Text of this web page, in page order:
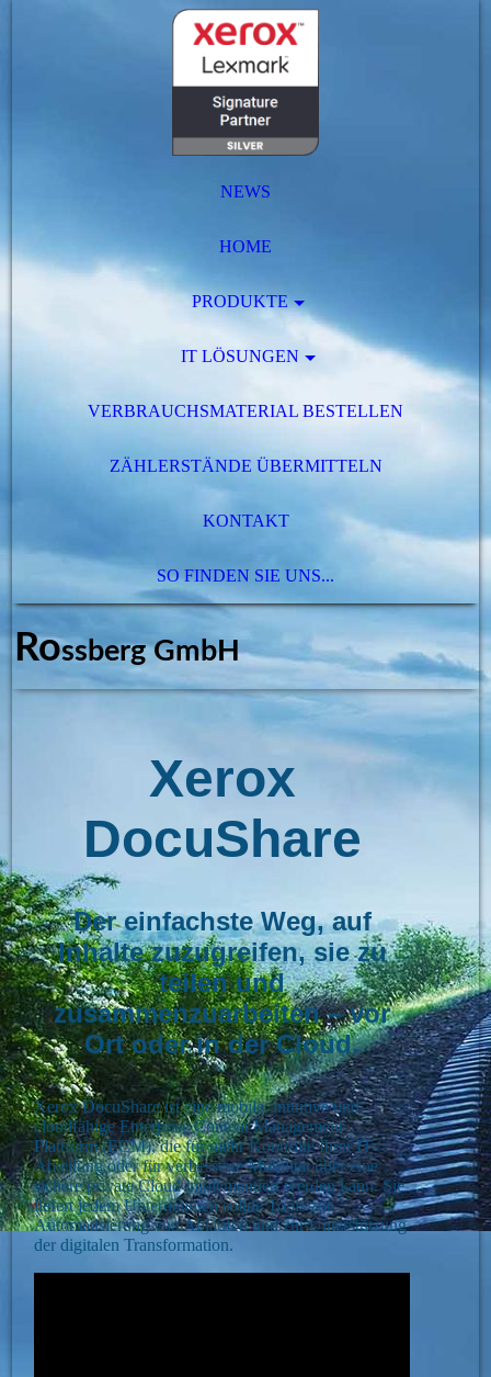
NEWS
HOME
PRODUKTE
IT LÖSUNGEN
VERBRAUCHSMATERIAL BESTELLEN
ZÄHLERSTÄNDE ÜBERMITTELN
KONTAKT
SO FINDEN SIE UNS...
Rossberg GmbH
Xerox
DocuShare
Der einfachste Weg, auf
Inhalte zuzugreifen, sie zu
teilen und
zusammenzuarbeiten – vor
Ort oder in der Cloud.
Xerox DocuShare ist eine mobile, intuitive und
cloudfähige Enterprise Content Management
Plattform (ECM), die für mehr Kontrolle Ihrer IT-
Abteilung oder für verbesserte Mobilität über eine
sichere private Cloud implementiert werden kann. Sie
liefert jedem Unternehmen solide Tools zur
Automatisierung von Abläufen und zur Unterstützung
der digitalen Transformation.